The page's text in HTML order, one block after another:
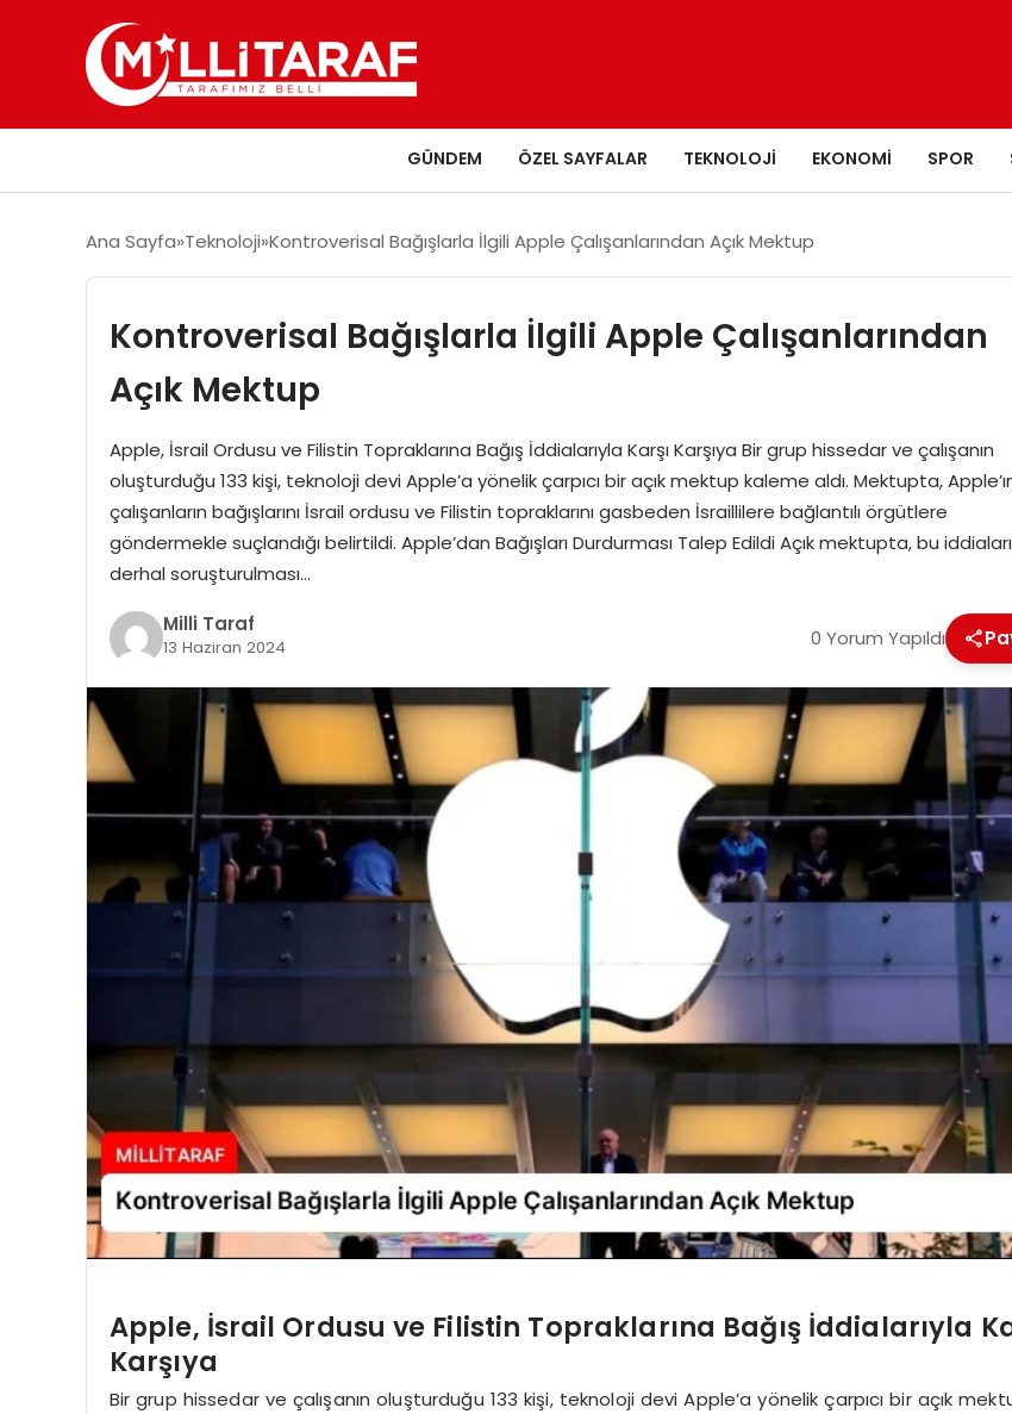
GÜNDEM ÖZEL SAYFALAR TEKNOLOJI EKONOMI SPOR
Ana Sayfa Teknoloji Kontroverisal Bağışlarla İlgili Apple Çalışanlarından Açık Mektup
Kontroverisal Bağışlarla İlgili Apple Çalışanlarından
Açık Mektup
Apple, İsrail Ordusu ve Filistin Topraklarına Bağış İddialarıyla Karşı Karşıya Bir grup hissedar ve çalışanın
oluşturduğu 133 kişi, teknoloji devi Apple’a yönelik çarpıcı bir açık mektup kaleme aldı. Mektupta,
çalışanların bağışlarını İsrail ordusu ve Filistin topraklarını gasbeden İsraillilere bağlantılı örgütlere
göndermekle suçlandığı belirtildi. Apple’dan Bağışları Durdurması Talep Edildi Açık mektupta, bu
derhal soruşturulması…
Milli Taraf
13 Haziran 2024 0 Yorum Yapıldı
Apple, İsrail Ordusu ve Filistin Topraklarına Bağış İddialarıyla
Karşıya
Bir grup hissedar ve çalışanın oluşturduğu 133 kişi, teknoloji devi Apple’a yönelik çarpıcı bir açık